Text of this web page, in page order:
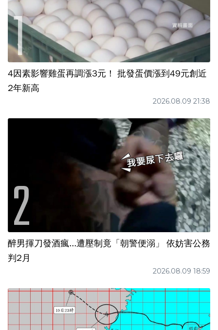
4因素影響雞蛋再調漲3元！ 批發蛋價漲到49元創近
2年新高
2026.08.09 21:38
醉男揮刀發酒瘋...遭壓制竟「朝警便溺」 依妨害公務
判2月
2026.08.09 18:59